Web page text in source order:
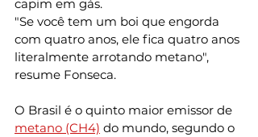
capim em gás.
"Se você tem um boi que engorda
com quatro anos, ele fica quatro anos
literalmente arrotando metano",
resume Fonseca.
O Brasil é o quinto maior emissor de
metano (CH4) do mundo, segundo o